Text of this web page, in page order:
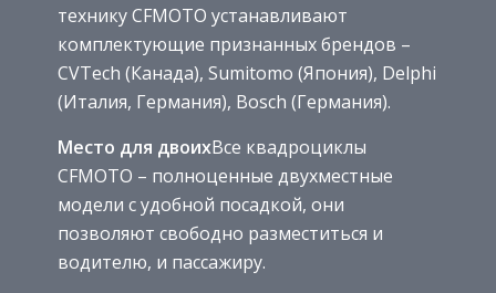
технику CFMOTO устанавливают
комплектующие признанных брендов –
CVTech (Канада), Sumitomo (Япония), Delphi
(Италия, Германия), Bosch (Германия).
Место для двоихВсе квадроциклы
CFMOTO – полноценные двухместные
модели с удобной посадкой, они
позволяют свободно разместиться и
водителю, и пассажиру.